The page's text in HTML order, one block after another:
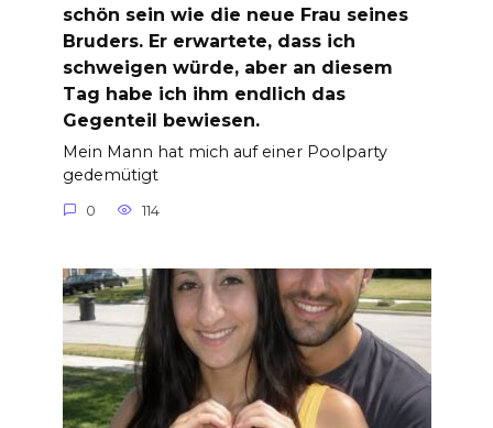
schön sein wie die neue Frau seines
Bruders. Er erwartete, dass ich
schweigen würde, aber an diesem
Tag habe ich ihm endlich das
Gegenteil bewiesen.
Mein Mann hat mich auf einer Poolparty
gedemütigt
0 114